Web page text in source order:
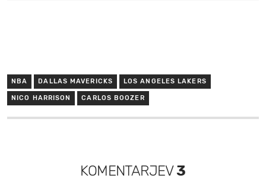
NBA DALLAS MAVERICKS LOS ANGELES LAKERS
NICO HARRISON CARLOS BOOZER
KOMENTARJEV3